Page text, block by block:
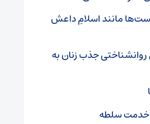
مانند اسلامِ داعش
جذب زنان به
خدمت سلطه